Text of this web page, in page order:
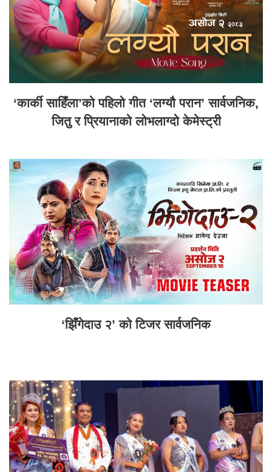
‘कार्की साहिँला’को पहिलो गीत ‘लग्यौ परान’ सार्वजनिक,
जितु र प्रियानाको लोभलाग्दो केमेस्ट्री
‘झिँगेदाउ २’ को टिजर सार्वजनिक